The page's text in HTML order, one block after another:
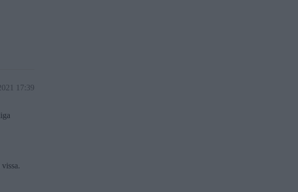
17:39